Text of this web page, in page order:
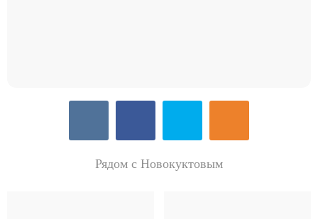
Рядом с Новокуктовым